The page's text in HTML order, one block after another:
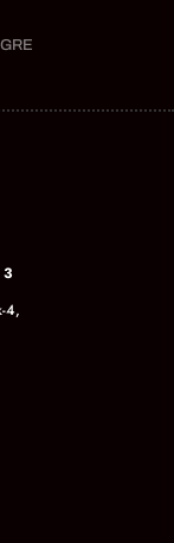
3
4,